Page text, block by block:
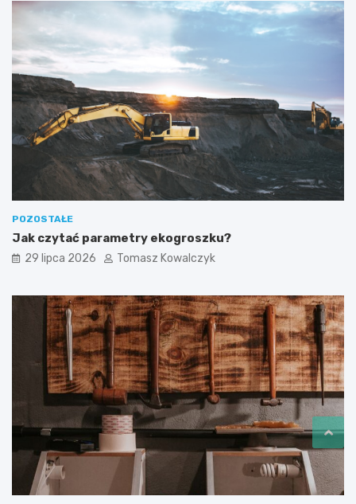
POZOSTAŁE
Jak czytać parametry ekogroszku?
29 lipca 2026 Tomasz Kowalczyk